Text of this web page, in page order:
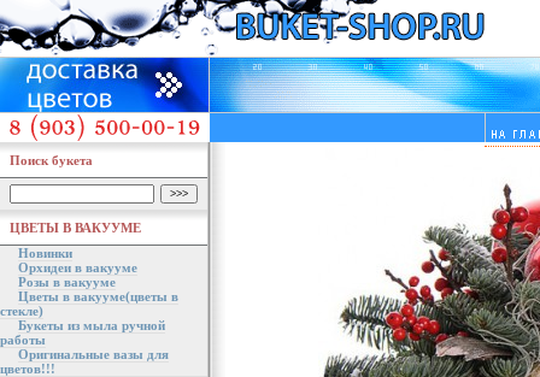
Поиск букета
ЦВЕТЫ В ВАКУУМЕ
Новинки
Орхидеи в вакууме
Розы в вакууме
Цветы в вакууме(цветы в
стекле)
Букеты из мыла ручной
работы
Оригинальные вазы для
цветов!!!